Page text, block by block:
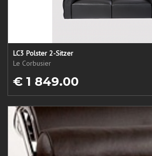
LC3 Polster 2-Sitzer
Le Corbusier
€ 1 849.00